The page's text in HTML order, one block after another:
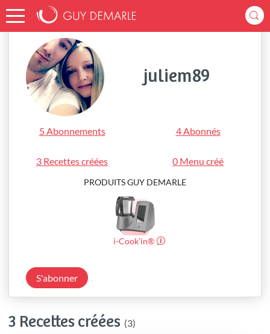
Accueil juliem89
juliem89
5 Abonnements 4 Abonnés
3 Recettes créées 0 Menu créé
PRODUITS GUY DEMARLE
i-Cook’in®
S'abonner
3 Recettes créées (3)